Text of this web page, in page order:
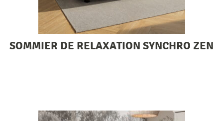
SOMMIER DE RELAXATION SYNCHRO ZEN